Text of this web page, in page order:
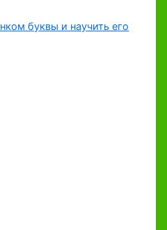
буквы и научить его